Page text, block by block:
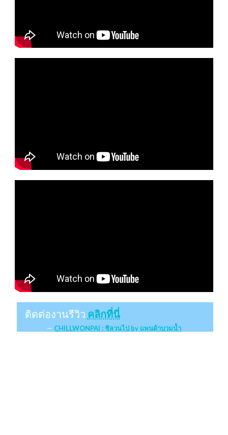
ติดต่องานรีวิว คลิกที่นี่
CHILLWONPAI : ชิลวนไป by แพนด้าบวมน้ำ